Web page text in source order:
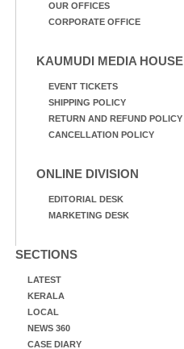
OUR OFFICES
CORPORATE OFFICE
KAUMUDI MEDIA HOUSE
EVENT TICKETS
SHIPPING POLICY
RETURN AND REFUND POLICY
CANCELLATION POLICY
ONLINE DIVISION
EDITORIAL DESK
MARKETING DESK
SECTIONS
LATEST
KERALA
LOCAL
NEWS 360
CASE DIARY